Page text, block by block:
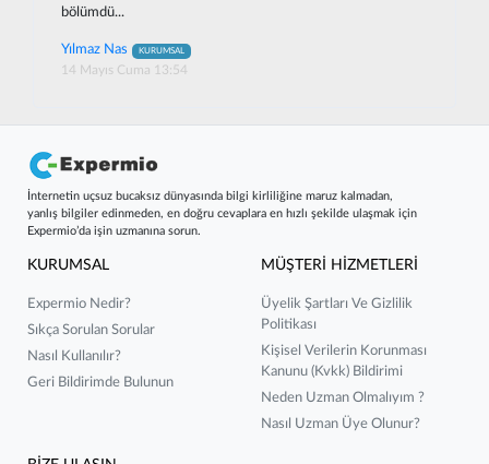
bölümdü...
Yılmaz Nas KURUMSAL
14 Mayıs Cuma 13:54
İnternetin uçsuz bucaksız dünyasında bilgi kirliliğine maruz kalmadan,
yanlış bilgiler edinmeden, en doğru cevaplara en hızlı şekilde ulaşmak için
Expermio’da işin uzmanına sorun.
KURUMSAL
Expermio Nedir?
Sıkça Sorulan Sorular
Nasıl Kullanılır?
Geri Bildirimde Bulunun
MÜŞTERİ HİZMETLERİ
Üyelik Şartları Ve Gizlilik
Politikası
Kişisel Verilerin Korunması
Kanunu (kvkk) Bildirimi
Neden Uzman Olmalıyım ?
Nasıl Uzman Üye Olunur?